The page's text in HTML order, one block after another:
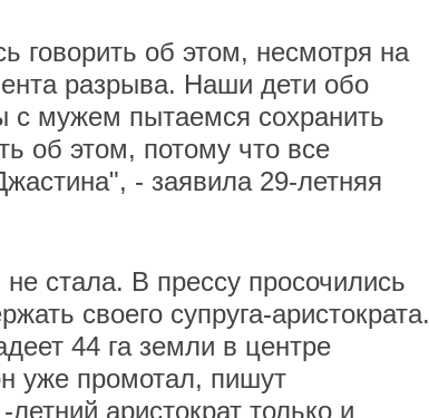
говорить об этом, несмотря на
разрыва. Наши дети обо
с мужем пытаемся сохранить
об этом, потому что все
- заявила 29-летняя
стала. В прессу просочились
своего супруга-аристократа.
44 га земли в центре
уже промотал, пишут
аристократ только и